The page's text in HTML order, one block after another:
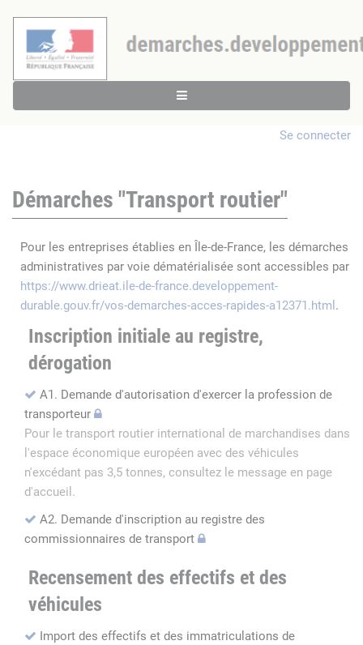
Se connecter
Démarches "Transport routier"
Pour les entreprises établies en Île-de-France, les démarches
administratives par voie dématérialisée sont accessibles par
https://www.drieat.ile-de-france.developpement-
durable.gouv.fr/vos-demarches-acces-rapides-a12371.html .
Inscription initiale au registre,
dérogation
A1. Demande d'autorisation d'exercer la profession de
transporteur
Pour le transport routier international de marchandises dans
l'espace économique européen avec des véhicules
n'excédant pas 3,5 tonnes, consultez le message en page
d'accueil.
A2. Demande d'inscription au registre des
commissionnaires de transport
Recensement des effectifs et des
véhicules
Import des effectifs et des immatriculations de